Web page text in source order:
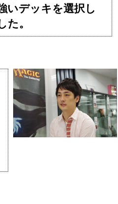
いデッキを選択し
た。